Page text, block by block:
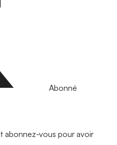
Abonné
abonnez-vous pour avoir